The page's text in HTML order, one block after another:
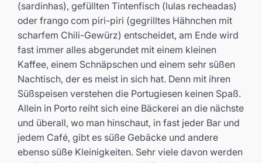
(sardinhas), gefüllten Tintenfisch (lulas recheadas)
oder frango com piri-piri (gegrilltes Hähnchen mit
scharfem Chili-Gewürz) entscheidet, am Ende wird
fast immer alles abgerundet mit einem kleinen
Kaffee, einem Schnäpschen und einem sehr süßen
Nachtisch, der es meist in sich hat. Denn mit ihren
Süßspeisen verstehen die Portugiesen keinen Spaß.
Allein in Porto reiht sich eine Bäckerei an die nächste
und überall, wo man hinschaut, in fast jeder Bar und
jedem Café, gibt es süße Gebäcke und andere
ebenso süße Kleinigkeiten. Sehr viele davon werden